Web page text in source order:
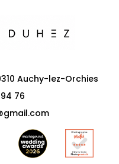
Auchy-lez-Orchies
76